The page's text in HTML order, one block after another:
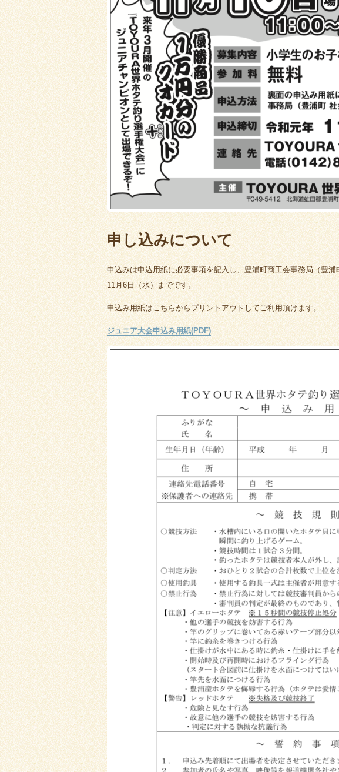
申し込みについて
申込みは申込用紙に必要事項を記入し、豊浦町商工会事務局（豊
11月6日（水）までです。
申込み用紙はこちらからプリントアウトしてご利用頂けます。
ジュニア大会申込み用紙(PDF)